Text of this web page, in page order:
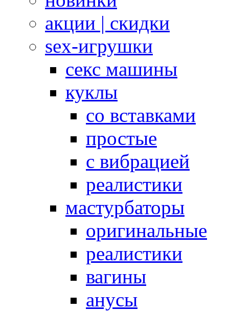
акции | скидки
sex-игрушки
секс машины
куклы
со вставками
простые
с вибрацией
реалистики
мастурбаторы
оригинальные
реалистики
вагины
анусы